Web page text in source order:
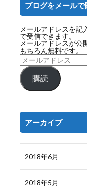
ブログをメールで
メールアドレスを
で受信できます。
メールアドレスが公
もちろん無料です。
購読
アーカイブ
2018年6月
2018年5月